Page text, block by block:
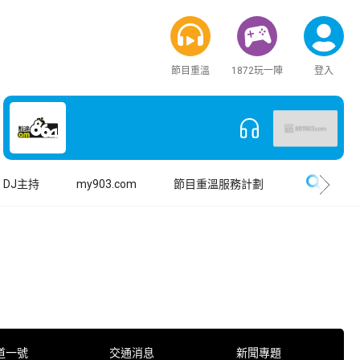
節目重溫 1872玩一陣 登入
DJ主持 my903.com 節目重溫服務計劃
一號 交通消息 新聞專題